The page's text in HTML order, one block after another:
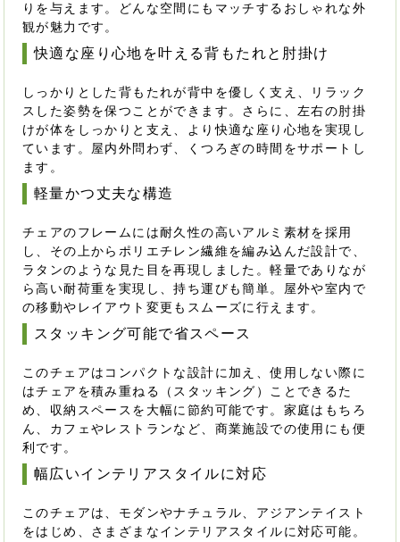
りを与えます。どんな空間にもマッチするおしゃれな外
観が魅力です。
快適な座り心地を叶える背もたれと肘掛け
しっかりとした背もたれが背中を優しく支え、リラック
スした姿勢を保つことができます。さらに、左右の肘掛
けが体をしっかりと支え、より快適な座り心地を実現し
ています。屋内外問わず、くつろぎの時間をサポートし
ます。
軽量かつ丈夫な構造
チェアのフレームには耐久性の高いアルミ素材を採用
し、その上からポリエチレン繊維を編み込んだ設計で、
ラタンのような見た目を再現しました。軽量でありなが
ら高い耐荷重を実現し、持ち運びも簡単。屋外や室内で
の移動やレイアウト変更もスムーズに行えます。
スタッキング可能で省スペース
このチェアはコンパクトな設計に加え、使用しない際に
はチェアを積み重ねる（スタッキング）ことできるた
め、収納スペースを大幅に節約可能です。家庭はもちろ
ん、カフェやレストランなど、商業施設での使用にも便
利です。
幅広いインテリアスタイルに対応
このチェアは、モダンやナチュラル、アジアンテイスト
をはじめ、さまざまなインテリアスタイルに対応可能。